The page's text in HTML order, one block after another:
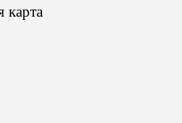
карта